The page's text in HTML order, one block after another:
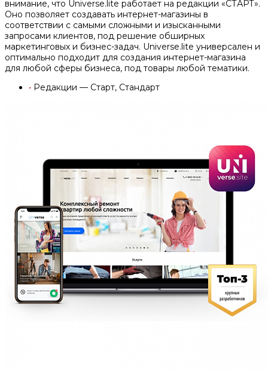
внимание, что Universe.lite работает на редакции «СТАРТ».
Оно позволяет создавать интернет-магазины в
соответствии с самыми сложными и изысканными
запросами клиентов, под решение обширных
маркетинговых и бизнес-задач. Universe.lite универсален и
оптимально подходит для создания интернет-магазина
для любой сферы бизнеса, под товары любой тематики.
• Редакции — Старт, Стандарт